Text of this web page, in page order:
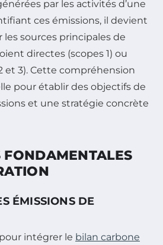
par les activités d’une
ces émissions, il devient
les sources principales de
directes (scopes 1) ou
et 3). Cette compréhension
pour établir des objectifs de
et une stratégie concrète
FONDAMENTALES
ÉMISSIONS DE
intégrer le bilan carbone